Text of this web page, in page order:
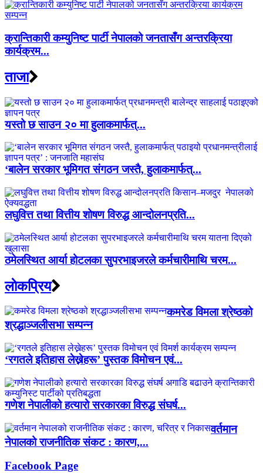
क्रान्तिकारी कम्युनिष्ट पार्टी नेपालको जनतासँग अन्तरक्रिया
कार्यक्रम...
ताजा
यस्तो छ साउन २० मा हुलाकमार्फत्...
‘बालेन सरकार भूमिगत संगठन जस्तै, हुलाकमार्फत्...
लघुवित्त तथा वित्तीय शोषण विरुद्ध आन्दोलनप्रति...
ठमेलस्थित आर्या होटलका सुपरभाइजरले कर्मचारीमाथि चरम...
लाेकप्रिय
कमरेड विमला श्रेष्ठको
श्रद्धाञ्जलीसभा सम्पन्न
‘रगतले इतिहास लेख्नेहरू’ पुस्तक विमोचन एवं...
गणेश नेपालीको हत्यारो सरकारका विरुद्ध संघर्ष...
वर्तमान
नेपालको राजनीतिक संकट : कारण,...
Facebook Page